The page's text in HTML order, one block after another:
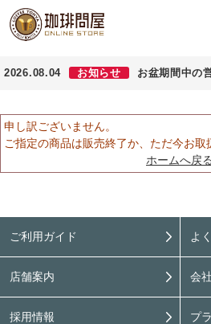
2026.08.04 お知らせ お盆期間中の
申し訳ございません。
ご指定の商品は販売終了か、ただ今お取
ホームへ戻る
ご利用ガイド よ
店舗案内 会
採用情報 プ